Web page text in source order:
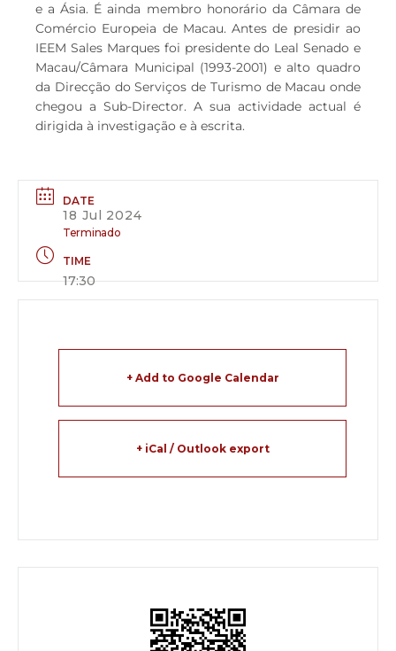
e a Ásia. É ainda membro honorário da Câmara de
Comércio Europeia de Macau. Antes de presidir ao
IEEM Sales Marques foi presidente do Leal Senado e
Macau/Câmara Municipal (1993-2001) e alto quadro
da Direcção do Serviços de Turismo de Macau onde
chegou a Sub-Director. A sua actividade actual é
dirigida à investigação e à escrita.
DATE
18 Jul 2024
Terminado
TIME
17:30
+ Add to Google Calendar
+ iCal / Outlook export